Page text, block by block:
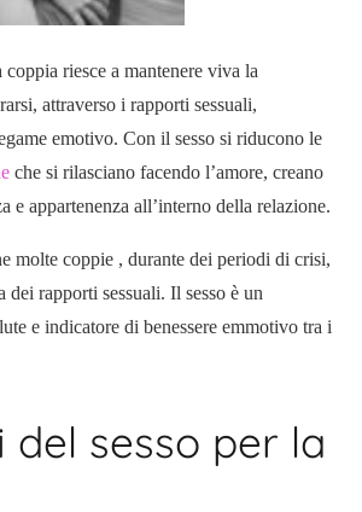
riesce a mantenere viva la
attraverso i rapporti sessuali,
emotivo. Con il sesso si riducono le
che si rilasciano facendo l’amore, creano
e appartenenza all’interno della relazione.
molte coppie , durante dei periodi di crisi,
dei rapporti sessuali. Il sesso è un
e indicatore di benessere emmotivo tra i
del sesso per la